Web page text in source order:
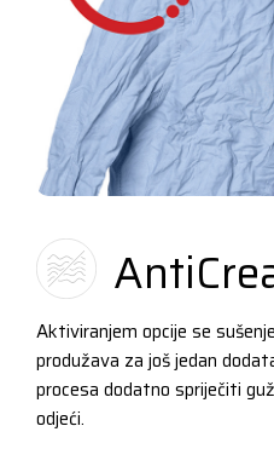
Aktiviranjem opcije se
produžava za još jedan
procesa dodatno spriječiti
odjeći.